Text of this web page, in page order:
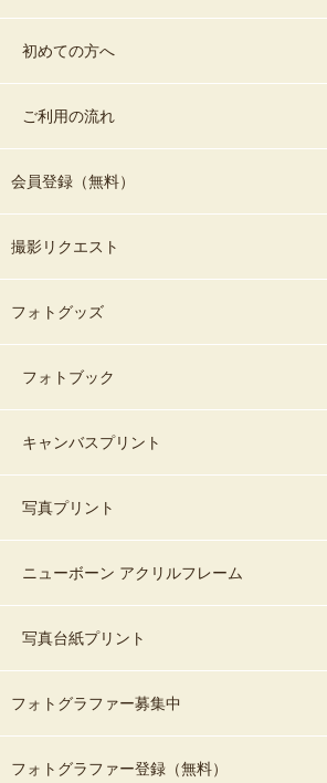
初めての方へ
ご利用の流れ
会員登録（無料）
撮影リクエスト
フォトグッズ
フォトブック
キャンバスプリント
写真プリント
ニューボーン アクリルフレーム
写真台紙プリント
フォトグラファー募集中
フォトグラファー登録（無料）